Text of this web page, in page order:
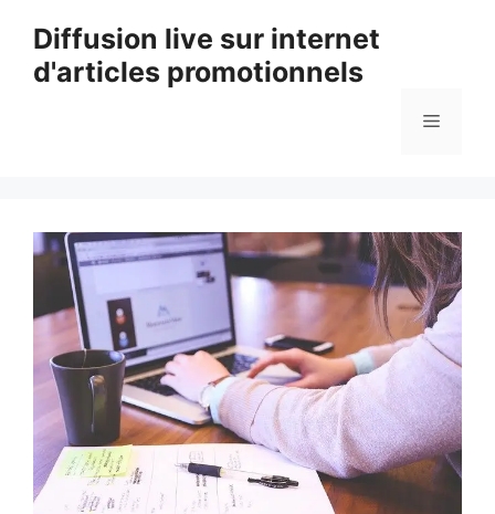
contenu
Diffusion live sur internet
d'articles promotionnels
Menu